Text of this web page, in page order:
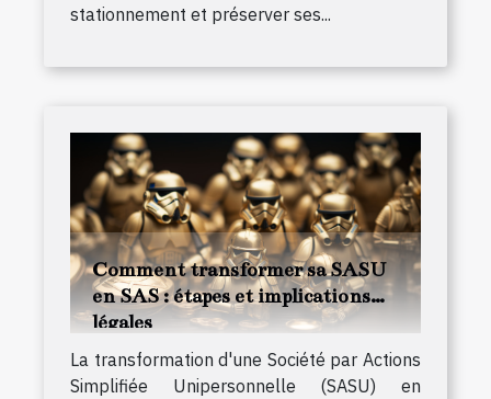
stationnement et préserver ses...
Comment transformer sa SASU
en SAS : étapes et implications
légales
La transformation d'une Société par Actions
Simplifiée Unipersonnelle (SASU) en